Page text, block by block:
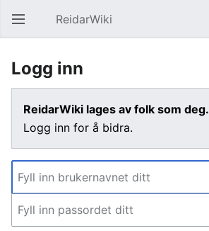
Åpne hovedmenyen ReidarWiki
Logg inn
ReidarWiki lages av folk som deg.
Logg inn for å bidra.